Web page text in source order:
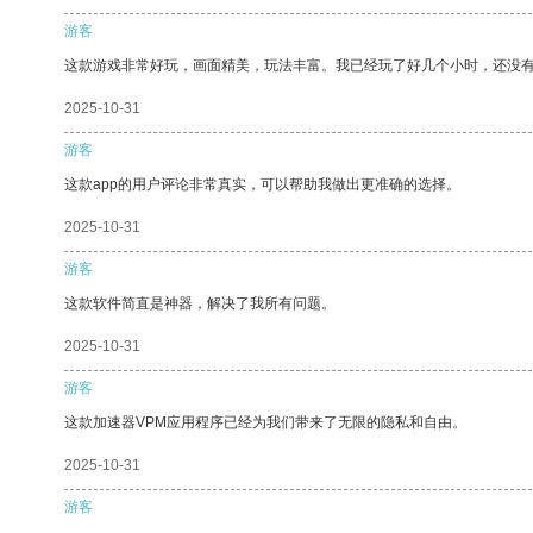
游客
这款游戏非常好玩，画面精美，玩法丰富。我已经玩了好几个小时，还没
2025-10-31
游客
这款app的用户评论非常真实，可以帮助我做出更准确的选择。
2025-10-31
游客
这款软件简直是神器，解决了我所有问题。
2025-10-31
游客
这款加速器VPM应用程序已经为我们带来了无限的隐私和自由。
2025-10-31
游客